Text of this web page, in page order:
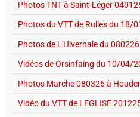
Photos TNT à Saint-Léger
Photos du VTT de Rulles du 18/
Photos de L'Hivernale du 080226
Vidéos de Orsinfaing du 10/04/
Photos Marche 080326 à
Vidéo du VTT de LEGLISE